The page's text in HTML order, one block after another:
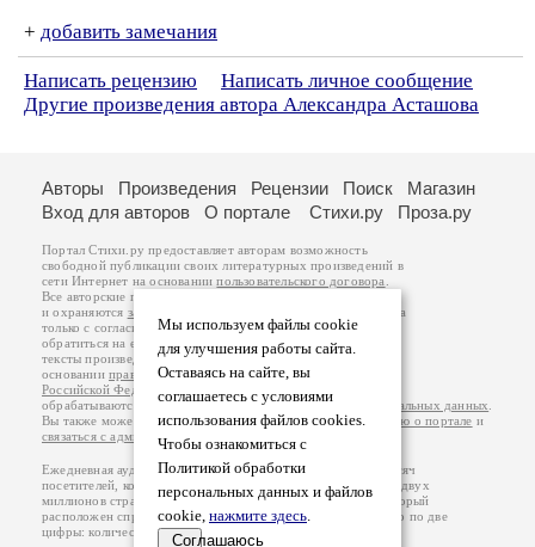
+ добавить замечания
Написать рецензию
Написать личное сообщение
Другие произведения автора Александра Асташова
Мы используем файлы cookie
для улучшения работы сайта.
Оставаясь на сайте, вы
соглашаетесь с условиями
использования файлов cookies.
Чтобы ознакомиться с
Политикой обработки
персональных данных и файлов
cookie, нажмите здесь.
Соглашаюсь
Авторы Произведения Рецензии Поиск
Магазин
Вход для авторов
О портале Стихи.ру Проза.ру
Портал Стихи.ру предоставляет авторам возможность
свободной публикации своих литературных произведений в
сети Интернет на основаниипользовательского договора
Все авторские права на произведения принадлежат авторам
и охраняются законом
. Перепечатка произведений возможна
только с согласия его автора, к которому вы можете
обратиться на его авторской странице. Ответственность за
тексты произведений авторы несут самостоятельно на
основанииправил публикацииизаконодательства
Российской Федерации
обрабатываются на основанииПолитики обработки персональных данных
Вы также можете посмотреть более подробнуюинформацию о портале и
связаться с администрацией
Ежедневная аудитория портала Стихи.ру – порядка 200 тысяч
посетителей, которые в общей сумме просматривают более двух
миллионов страниц по данным счетчика посещаемости, который
расположен справа от этого текста. В каждой графе указано по две
цифры: количество просмотров и количество посетителей.